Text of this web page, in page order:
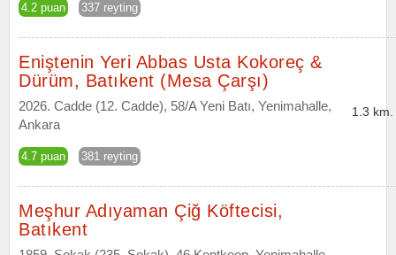
4.2 puan 337 reyting
Eniştenin Yeri Abbas Usta Kokoreç &
Dürüm, Batıkent (Mesa Çarşı)
2026. Cadde (12. Cadde), 58/A Yeni Batı, Yenimahalle,
Ankara
4.7 puan 381 reyting
1.3 km.
Meşhur Adıyaman Çiğ Köftecisi,
Batıkent